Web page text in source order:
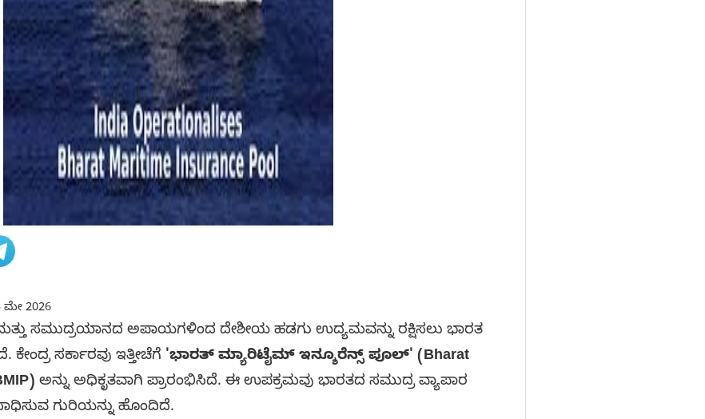
ಮೇ 2026
ಸಮುದ್ರಯಾನದ ಅಪಾಯಗಳಿಂದ ದೇಶೀಯ ಹಡಗು ಉದ್ಯಮವನ್ನು ರಕ್ಷಿಸಲು ಭಾರತ
ಸರ್ಕಾರವು ಇತ್ತೀಚೆಗೆ 'ಭಾರತ್ ಮ್ಯಾರಿಟೈಮ್ ಇನ್ಶೂರೆನ್ಸ್ ಪೂಲ್' (Bharat
ಅನ್ನು ಅಧಿಕೃತವಾಗಿ ಪ್ರಾರಂಭಿಸಿದೆ. ಈ ಉಪಕ್ರಮವು ಭಾರತದ ಸಮುದ್ರ ವ್ಯಾಪಾರ
ಗುರಿಯನ್ನು ಹೊಂದಿದೆ.